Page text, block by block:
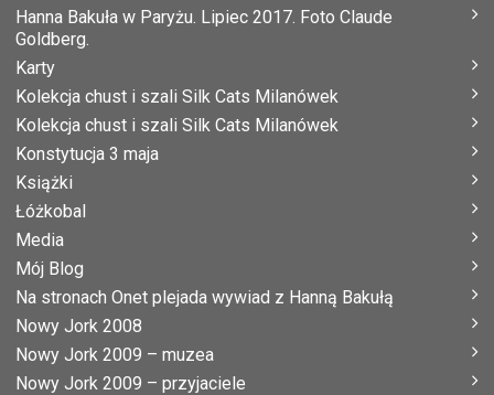
Hanna Bakuła w Paryżu. Lipiec 2017. Foto Claude
Goldberg.
Karty
Kolekcja chust i szali Silk Cats Milanówek
Kolekcja chust i szali Silk Cats Milanówek
Konstytucja 3 maja
Książki
Łóżkobal
Media
Mój Blog
Na stronach Onet plejada wywiad z Hanną Bakułą
Nowy Jork 2008
Nowy Jork 2009 – muzea
Nowy Jork 2009 – przyjaciele